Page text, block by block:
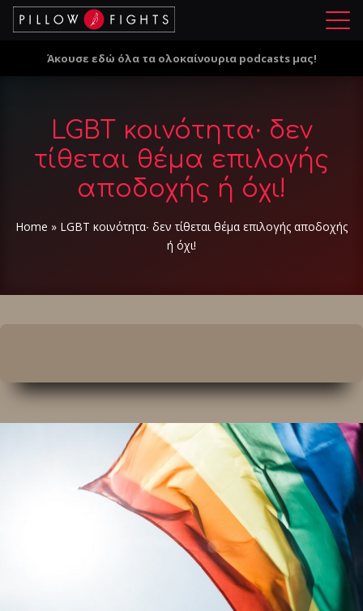
Μ
ο
Άκουσε εδώ όλα τα ολοκαίνουρια podcasts μας!
LGBT κοινότητα∙ δεν
τίθεται θέμα επιλογής
αποδοχής ή όχι!
Home » LGBT κοινότητα∙ δεν τίθεται θέμα επιλογής αποδοχής
ή όχι!